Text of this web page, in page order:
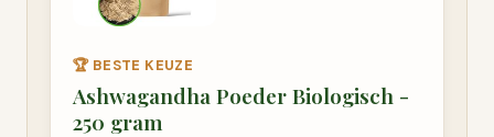
🏆 BESTE KEUZE
Ashwagandha Poeder Biologisch -
250 gram